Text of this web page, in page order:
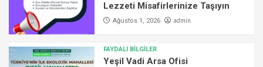
Lezzeti Misafirlerinize Taşıyın
Ağustos 1, 2026 admin
FAYDALI BİLGİLER
Yeşil Vadi Arsa Ofisi